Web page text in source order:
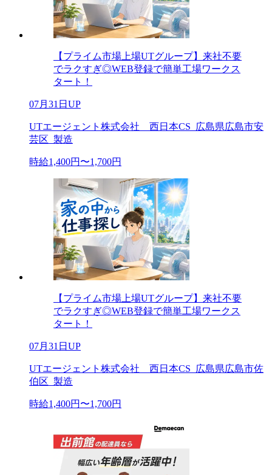
【プライム市場上場UTグループ】来社不要
でラクすぎ◎WEB登録で簡単工場ワークス
タート！
07月31日UP
UTエージェント株式会社 西日本CS_広島県広島市安
芸区_製造
時給1,400円〜1,700円
【プライム市場上場UTグループ】来社不要
でラクすぎ◎WEB登録で簡単工場ワークス
タート！
07月31日UP
UTエージェント株式会社 西日本CS_広島県広島市佐
伯区_製造
時給1,400円〜1,700円